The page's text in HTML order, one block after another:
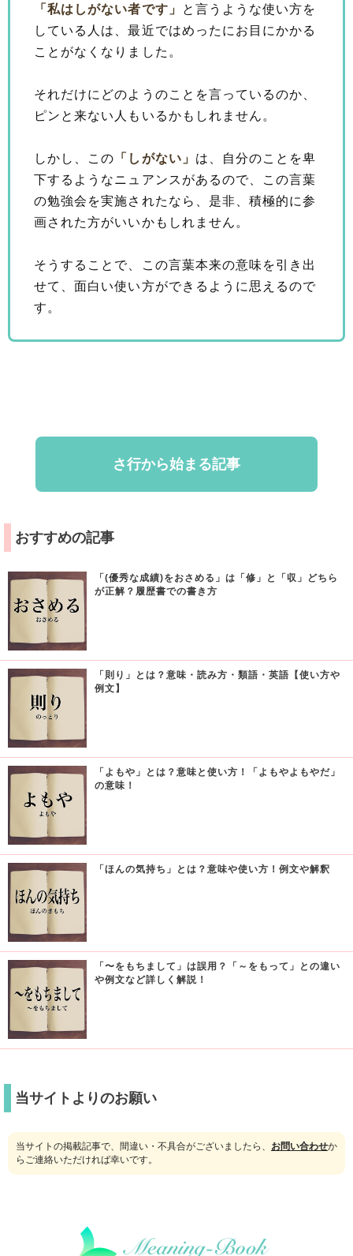
「私はしがない者です」
と言うような使い方を
している人は、最近ではめったにお目にかかる
ことがなくなりました。
それだけにどのようのことを言っているのか、
ピンと来ない人もいるかもしれません。
しかし、この 「しがない」 は、自分のことを卑
下するようなニュアンスがあるので、この言葉
の勉強会を実施されたなら、是非、積極的に参
画された方がいいかもしれません。
そうすることで、この言葉本来の意味を引き出
せて、面白い使い方ができるように思えるので
す。
さ行から始まる記事
おすすめの記事
「(優秀な成績)をおさめる」は「修」と「収」どちら
が正解？履歴書での書き方
「則り」とは？意味・読み方・類語・英語【使い方や
例文】
「よもや」とは？意味と使い方！「よもやよもやだ」
の意味！
「ほんの気持ち」とは？意味や使い方！例文や解釈
「〜をもちまして」は誤用？「～をもって」との違い
や例文など詳しく解説！
当サイトよりのお願い
当サイトの掲載記事で、間違い・不具合がございましたら、 お問い合わせか
らご連絡いただければ幸いです。